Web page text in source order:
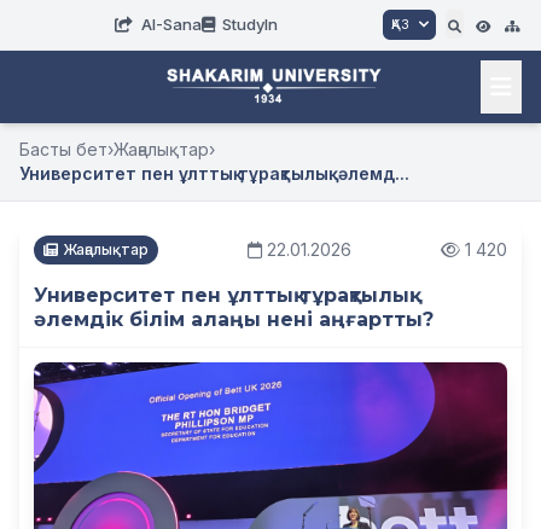
AI-Sana StudyIn ҚАЗ
Басты бет›Жаңалықтар›
Университет пен ұлттық тұрақтылық: әлемд...
Жаңалықтар 22.01.2026 1 420
Университет пен ұлттық тұрақтылық:
әлемдік білім алаңы нені аңғартты?